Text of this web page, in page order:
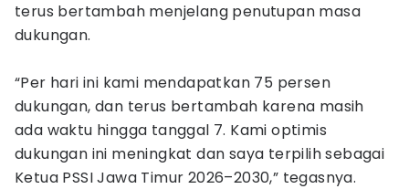
terus bertambah menjelang penutupan masa
dukungan.
“Per hari ini kami mendapatkan 75 persen
dukungan, dan terus bertambah karena masih
ada waktu hingga tanggal 7. Kami optimis
dukungan ini meningkat dan saya terpilih sebagai
Ketua PSSI Jawa Timur 2026–2030,” tegasnya.